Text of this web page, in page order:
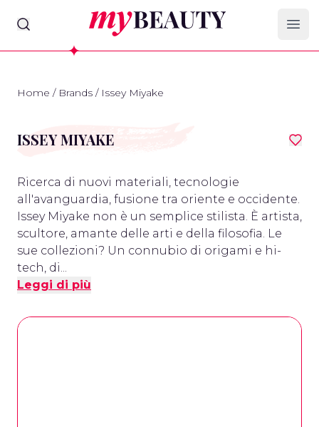
myBeauty
Home / Brands / Issey Miyake
ISSEY MIYAKE
Ricerca di nuovi materiali, tecnologie
all'avanguardia, fusione tra oriente e occidente.
Issey Miyake non è un semplice stilista. È artista,
scultore, amante delle arti e della filosofia. Le
sue collezioni? Un connubio di origami e hi-
tech, di...
Leggi di più